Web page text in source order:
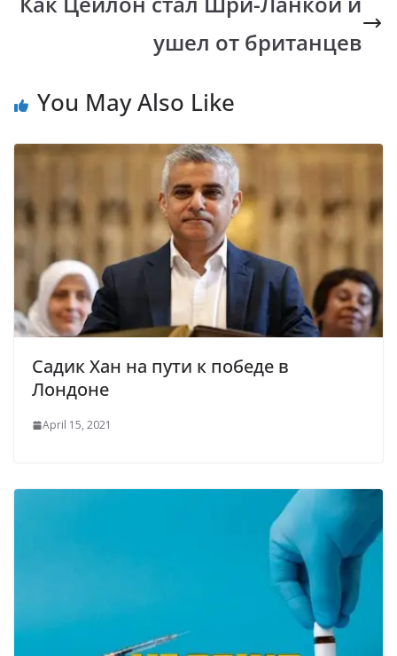
ушел от британцев
You May Also Like
Садик Хан на пути к победе в
Лондоне
April 15, 2021